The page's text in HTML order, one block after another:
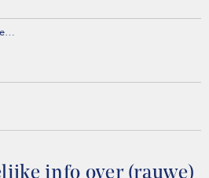
info over (rauwe)